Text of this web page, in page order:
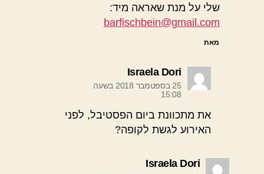
שלי על מנת שאראה מיד:
barfischbein@gmail.com
מאת
Israela Dori
25 בספטמבר 2018 בשעה
15:08
את מתכוונת ביום הפסטיבל, לפני
האירוע לגשת לקופה?
Israela Doriאומר: